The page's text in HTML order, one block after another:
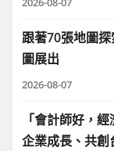
跟著70張地圖
圖展出
2026-08-07
「會計師好，
企業成長、共創